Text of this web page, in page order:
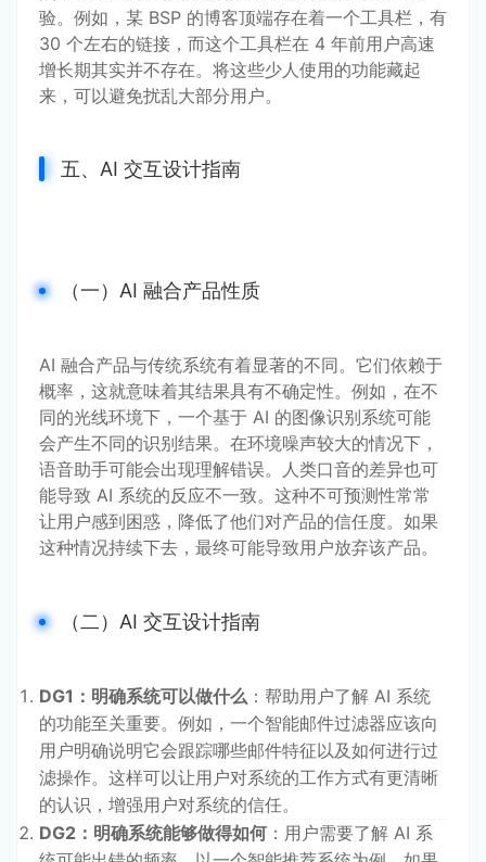
验。例如，某 BSP 的博客顶端存在着一个工具栏，有
30 个左右的链接，而这个工具栏在 4 年前用户高速
增长期其实并不存在。将这些少人使用的功能藏起
来，可以避免扰乱大部分用户。
五、AI 交互设计指南
（一）AI 融合产品性质
AI 融合产品与传统系统有着显著的不同。它们依赖于
概率，这就意味着其结果具有不确定性。例如，在不
同的光线环境下，一个基于 AI 的图像识别系统可能
会产生不同的识别结果。在环境噪声较大的情况下，
语音助手可能会出现理解错误。人类口音的差异也可
能导致 AI 系统的反应不一致。这种不可预测性常常
让用户感到困惑，降低了他们对产品的信任度。如果
这种情况持续下去，最终可能导致用户放弃该产品。
（二）AI 交互设计指南
DG1：明确系统可以做什么 ：帮助用户了解 AI 系统
的功能至关重要。例如，一个智能邮件过滤器应该向
用户明确说明它会跟踪哪些邮件特征以及如何进行过
滤操作。这样可以让用户对系统的工作方式有更清晰
的认识，增强用户对系统的信任。
DG2：明确系统能够做得如何 ：用户需要了解 AI 系